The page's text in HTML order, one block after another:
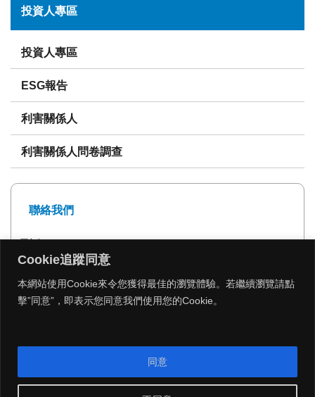
Cookie追蹤同意
本網站使用Cookie來令您獲得最佳的瀏覽體驗。若繼續瀏覽請點
擊”同意”，即表示您同意我們使用您的Cookie。
同意
投資人專區
投資人專區
ESG報告
利害關係人
利害關係人問卷調查
聯絡我們
電話: 02-27239999
傳真: 02-27293399
MENU